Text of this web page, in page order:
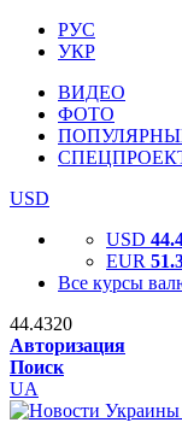
РУС
УКР
ВИДЕО
ФОТО
USD
USD
EUR
Все курсы
44.4320
Авторизация
Поиск
UA